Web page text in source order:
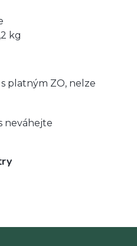
kg
platným ZO, nelze
neváhejte